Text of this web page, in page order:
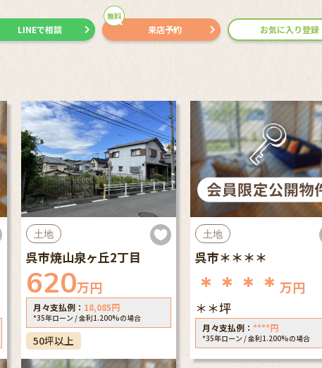
LINEで相談
無料
来店予約 お気に入り登録
土地
呉市焼山泉ヶ丘2丁目
620万円
月々支払例： 18,085円
*35年ローン / 金利1.200%の場合
50坪以上
土地
呉市＊＊＊＊
＊＊＊＊ 万円
＊＊坪
月々支払例： ****円
*35年ローン / 金利1.200%の場合